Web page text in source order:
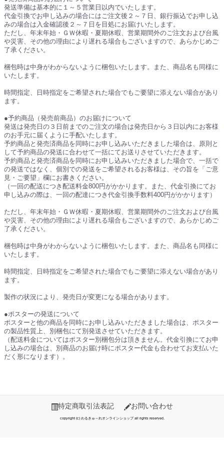
発送準備は基本的に１～５営業日以内でいたします。
代金引換でお申し込みの場合にはご注文後２～７日、銀行振込でお申し込
みの場合は入金確認後２～７日を目処にお届けいたします。
ただし、年末年始・ＧＷ休暇・夏期休暇、営業期間外のご注文および台風
や災害、その他の理由により遅れる場合もございますので、あらかじめご
了承ください。
梱包時は中身がわからないように梱包いたします。また、商品名も同様に
いたします。
時間指定、日時指定をご希望された場合でもご要望に添えない場合があり
ます。
●予約商品（発売前商品）のお届けについて
発送は発売日の３日前までのご注文の場合は発売日から３日以内にお客様
のお手元に届くように手配いたします。
予約商品と発売済商品を同時にお申し込みいただきました場合は、原則と
して予約商品の発送に合わせて一括にてお送りさせていただきます。
予約商品と発売済商品を同時にお申し込みいただきました場合で、一括で
の発送ではなく、個別での発送をご希望されるお客様は、その旨を「ご意
見・ご要望」欄にお書きください。
（一回の配送につき配送料金800円がかかります。また、代金引換にてお
申し込みの際は、一回の配達につき代金引換手数料400円がかかります）
ただし、年末年始・ＧＷ休暇・夏期休暇、営業期間外のご注文および台風
や災害、その他の理由により遅れる場合もございますので、あらかじめご
了承ください。
梱包時は中身がわからないように梱包いたします。また、商品名も同様に
いたします。
時間指定、日時指定をご希望された場合でもご要望に添えない場合があり
ます。
製作の状況により、発売日が変更になる場合があります。
●ポスターの発送について
ポスターと他の商品を同時にお申し込みいただきました場合は、ポスター
の製品性質上、別梱包にて別発送させていただきます。
（配送料金についてはポスター別梱包分は頂きません。代金引換にてお申
し込みの場合は、別商品のお届け時にポスター代金も合わせてお支払いた
だく形になります）。
特定商取引法表記 お問い合わせ
copyright (c) わるきゅ～れオンラインショップ all rights reserved.